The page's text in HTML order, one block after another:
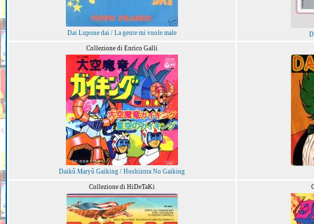
Dai Lupone dai / La gente mi vuole male
Collezione di Enrico Galli
Daikû Maryû Gaiking / Hoshizora No Gaiking
Collezione di HiDeTaKi